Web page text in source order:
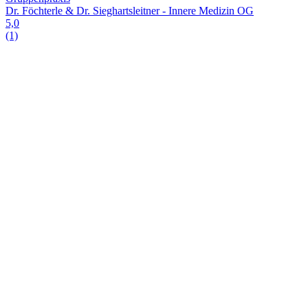
Dr. Föchterle & Dr. Sieghartsleitner - Innere Medizin OG
5,0
(1)